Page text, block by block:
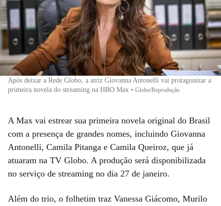
Após deixar a Rede Globo, a atriz Giovanna Antonelli vai protagonizar a
primeira novela do streaming na HBO Max • Globo/Reprodução
A Max vai estrear sua primeira novela original do Brasil
com a presença de grandes nomes, incluindo Giovanna
Antonelli, Camila Pitanga e Camila Queiroz, que já
atuaram na TV Globo. A produção será disponibilizada
no serviço de streaming no dia 27 de janeiro.
Além do trio, o folhetim traz Vanessa Giácomo, Murilo